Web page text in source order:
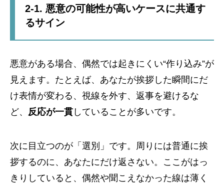
2-1. 悪意の可能性が高いケースに共通す
るサイン
悪意がある場合、偶然では起きにくい“作り込み”が
見えます。たとえば、あなたが挨拶した瞬間にだ
け表情が変わる、視線を外す、返事を避けるな
ど、 反応が一貫 していることが多いです。
次に目立つのが「選別」です。周りには普通に挨
拶するのに、あなたにだけ返さない。ここがはっ
きりしていると、偶然や聞こえなかった線は薄く